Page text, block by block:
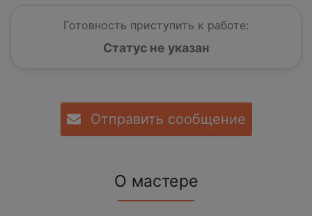
Готовность приступить к работе:
Статус не указан
Отправить сообщение
О мастере